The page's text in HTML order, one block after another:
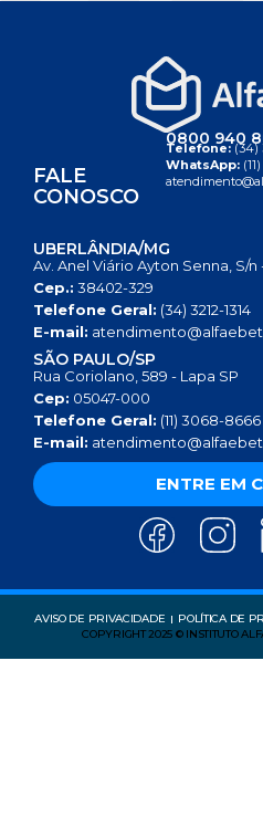
FALE
CONOSCO
0800 940
Telefone:(34)
WhatsApp:
UBERLÂNDIA/MG
Av. Anel Viário Ayton Senna, S/
Cep.: 38402-329
Telefone Geral: (34) 3212-1314
E-mail:
SÃO PAULO/SP
Rua Coriolano, 589 - Lapa SP
Cep: 05047-000
Telefone Geral: (11) 3068-8666
E-mail:
ENTRE EM
AVISO DE PRIVACIDADE POLÍTICA DE
COPYRIGHT 2025 © INSTITUTO